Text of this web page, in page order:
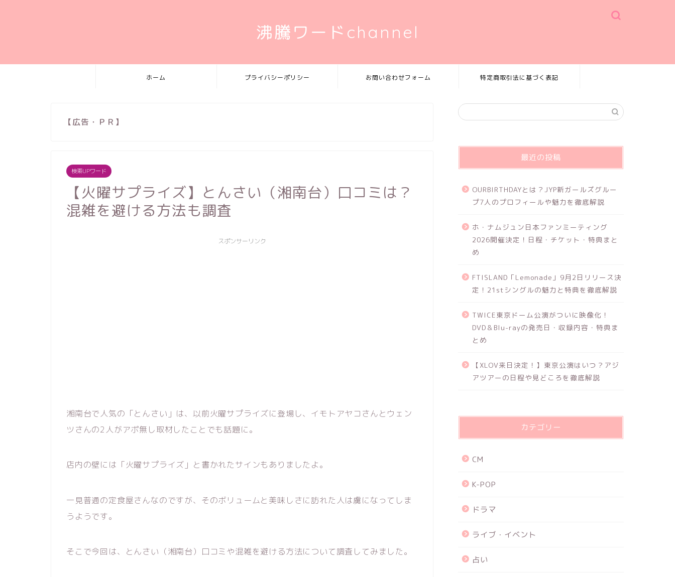
沸騰ワードchannel
ホーム プライバシーポリシー お問い合わせフォーム 特定商取引法に基づく表記
【広告・ＰＲ】
検索UPワード
【火曜サプライズ】とんさい（湘南台）口コミは？
混雑を避ける方法も調査
スポンサーリンク
湘南台で人気の「とんさい」は、以前火曜サプライズに登場し、イモトアヤコさんとウェン
ツさんの2人がアポ無し取材したことでも話題に。
店内の壁には「火曜サプライズ」と書かれたサインもありましたよ。
一見普通の定食屋さんなのですが、そのボリュームと美味しさに訪れた人は虜になってしま
うようです。
そこで今回は、とんさい（湘南台）口コミや混雑を避ける方法について調査してみました。
最近の投稿
OURBIRTHDAYとは？JYP新ガールズグルー
プ7人のプロフィールや魅力を徹底解説
ホ・ナムジュン日本ファンミーティング
2026開催決定！日程・チケット・特典まと
め
FTISLAND「Lemonade」9月2日リリース決
定！21stシングルの魅力と特典を徹底解説
TWICE東京ドーム公演がついに映像化！
DVD＆Blu-rayの発売日・収録内容・特典ま
とめ
【XLOV来日決定！】東京公演はいつ？アジ
アツアーの日程や見どころを徹底解説
カテゴリー
CM
K-POP
ドラマ
ライブ・イベント
占い